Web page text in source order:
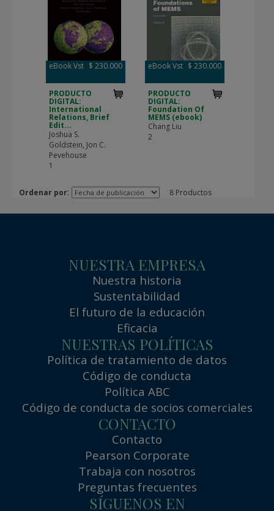
eBook Vst $ 230.000
PRODUCTO
DIGITAL:
International
Relations, Brief
Edit...
Joshua S.
Goldstein, Jon C.
Pevehouse
1
eBook Vst $ 230.000
PRODUCTO
DIGITAL:
Foundation Of
MEMS (ebook)
Chang Liu
2
Ordenar por: 8 Productos
NUESTRA EMPRESA
Nuestra historia
Sustentabilidad
El futuro de la educación
Eficacia
NUESTRAS POLÍTICAS
Política de tratamiento de datos
Código de conducta
Política ABC
Código de conducta de socios comerciales
CONTACTO
Contacto
Pearson Corporate
Trabaja con nosotros
Preguntas frecuentes
SÍGUENOS EN